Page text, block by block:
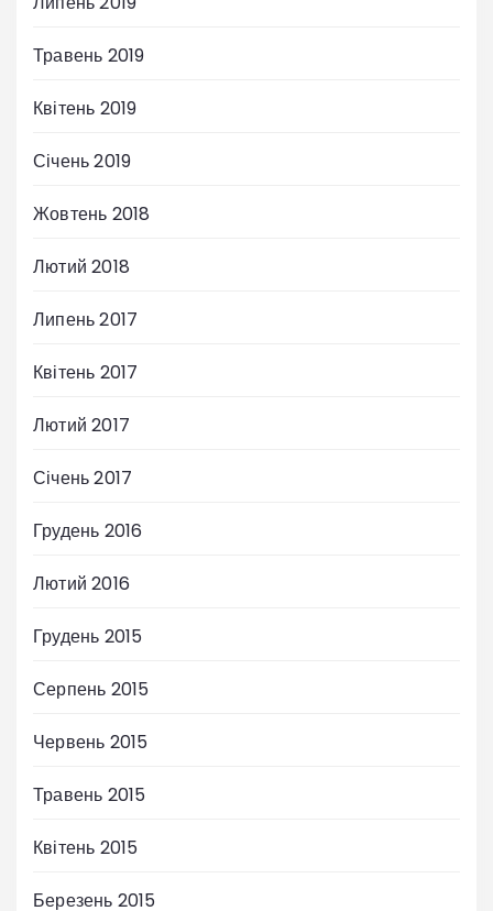
Травень 2019
Квітень 2019
Січень 2019
Жовтень 2018
Лютий 2018
Липень 2017
Квітень 2017
Лютий 2017
Січень 2017
Грудень 2016
Лютий 2016
Грудень 2015
Серпень 2015
Червень 2015
Травень 2015
Квітень 2015
Березень 2015